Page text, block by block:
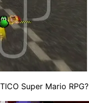
Super Mario RPG?